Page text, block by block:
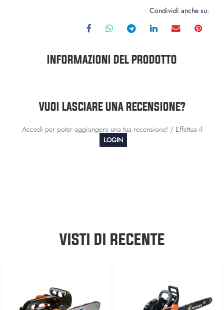
Condividi anche su:
INFORMAZIONI DEL PRODOTTO
VUOI LASCIARE UNA RECENSIONE?
Accedi per poter aggiungere una tua recensione! / Effettua il
LOGIN
VISTI DI RECENTE